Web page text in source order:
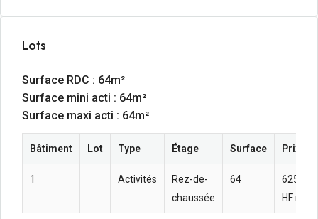
Lots
Surface RDC : 64m²
Surface mini acti : 64m²
Surface maxi acti : 64m²
Bâtiment Lot Type Étage Surface Prix de
1 Activités
Rez-de-
chaussée
64
625 
HF m²